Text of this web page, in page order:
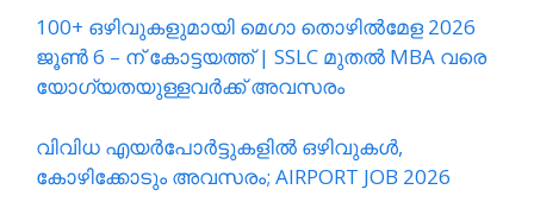
100+ ഒഴിവുകളുമായി മെഗാ തൊഴിൽമേള 2026
ജൂൺ 6 – ന് കോട്ടയത്ത്‌ | SSLC മുതൽ MBA വരെ
യോഗ്യതയുള്ളവർക്ക് അവസരം
വിവിധ എയർപോർട്ടുകളിൽ ഒഴിവുകൾ,
കോഴിക്കോടും അവസരം; AIRPORT JOB 2026